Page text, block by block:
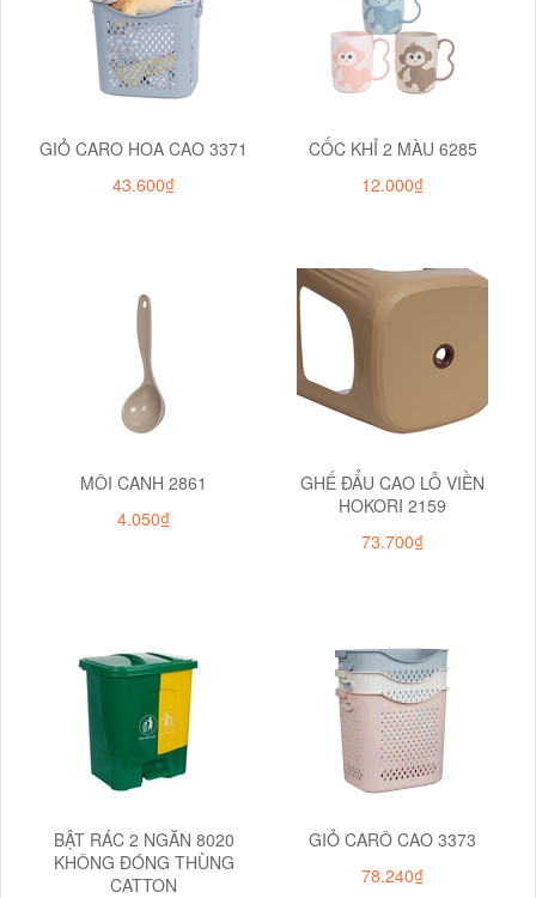
GIỎ CARO HOA CAO 3371
43.600₫
CỐC KHỈ 2 MÀU 6285
12.000₫
MÔI CANH 2861
4.050₫
GHẾ ĐẨU CAO LỖ VIỀN
HOKORI 2159
73.700₫
BẬT RÁC 2 NGĂN 8020
KHÔNG ĐÓNG THÙNG
CATTON
GIỎ CARÔ CAO 3373
78.240₫